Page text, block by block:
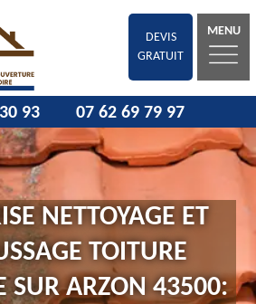
DEVIS
GRATUIT
MENU
93 07 62 69 79 97
NETTOYAGE ET
TOITURE
SUR ARZON 43500: